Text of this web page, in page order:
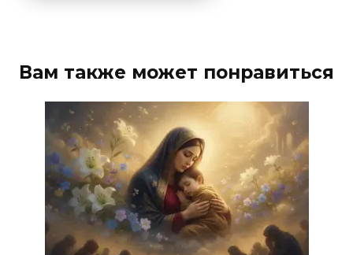
Вам также может понравиться